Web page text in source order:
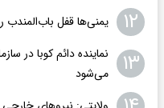
۱۲ یمنی‌ها قفل باب‌المندب
۱۳
نماینده دائم کوبا در
می‌شود